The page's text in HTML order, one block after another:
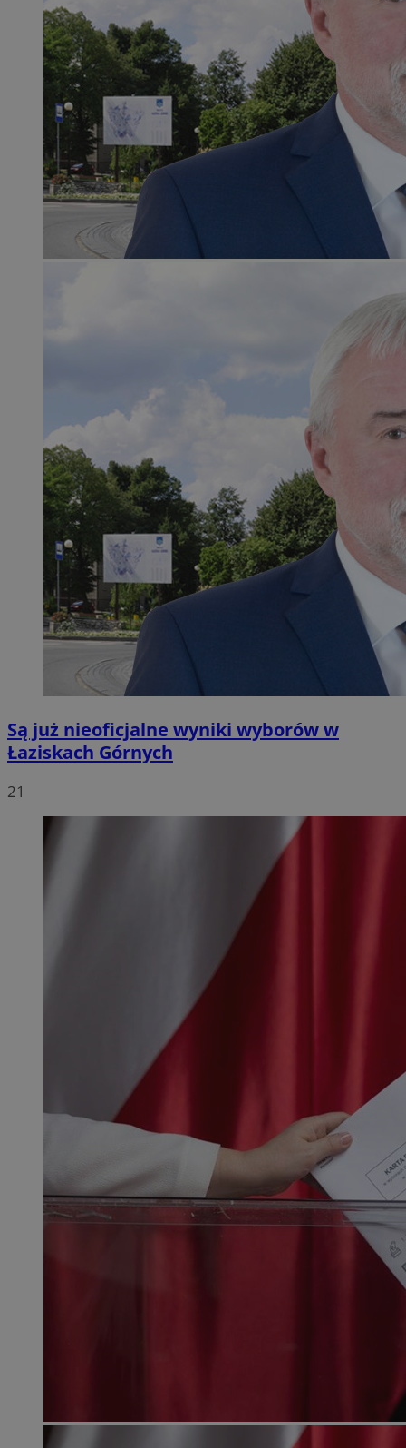
Są już nieoficjalne wyniki wyborów w
Łaziskach Górnych
21